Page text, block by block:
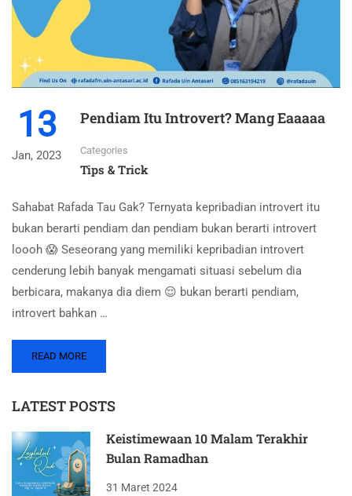
13
Jan, 2023
Pendiam Itu Introvert? Mang Eaaaaa
Categories
Tips & Trick
Sahabat Rafada Tau Gak? Ternyata kepribadian introvert itu
bukan berarti pendiam dan pendiam bukan berarti introvert
loooh 😱 Seseorang yang memiliki kepribadian introvert
cenderung lebih banyak mengamati situasi sebelum dia
berbicara, makanya dia diem 😌 bukan berarti pendiam,
introvert bahkan …
READ MORE
LATEST POSTS
Keistimewaan 10 Malam Terakhir
Bulan Ramadhan
31 Maret 2024